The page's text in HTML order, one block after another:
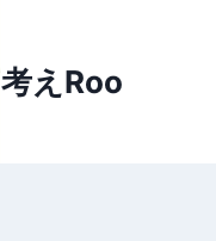
考えRoo